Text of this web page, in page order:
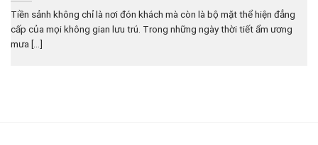
Tiền sảnh không chỉ là nơi đón khách mà còn là bộ mặt thể hiện đẳng
cấp của mọi không gian lưu trú. Trong những ngày thời tiết ẩm ương
mưa [...]